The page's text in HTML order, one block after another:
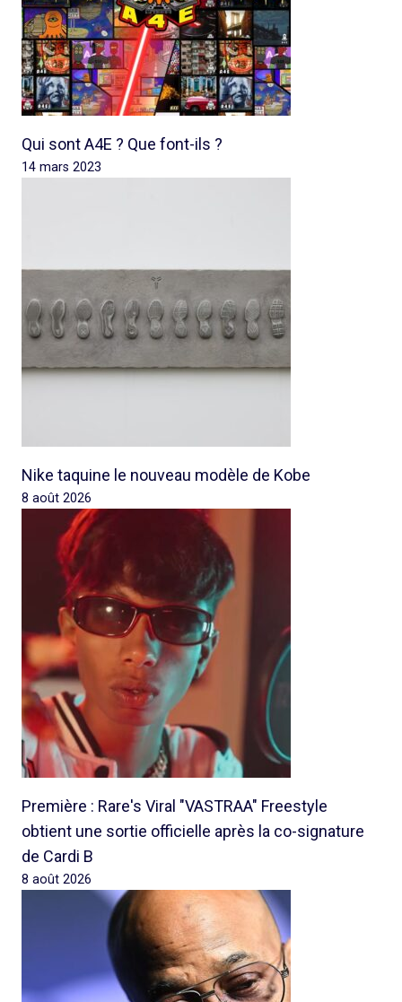
Qui sont A4E ? Que font-ils ?
14 mars 2023
Nike taquine le nouveau modèle de Kobe
8 août 2026
Première : Rare's Viral "VASTRAA" Freestyle
obtient une sortie officielle après la co-signature
de Cardi B
8 août 2026